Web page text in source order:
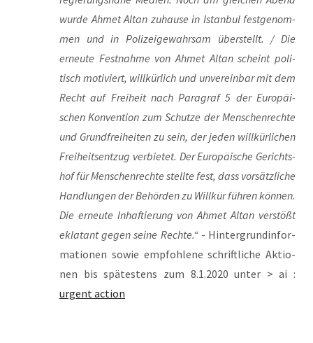
wur­de Ahmet Altan zuhau­se in Istan­bul fest­ge­nom­
men und in Poli­zei­ge­wahr­sam über­stellt. / Die
erneu­te Fest­nah­me von Ahmet Altan scheint poli­
tisch moti­viert, will­kür­lich und unver­ein­bar mit dem
Recht auf Frei­heit nach Para­graf 5 der Euro­päi­
schen Kon­ven­ti­on zum Schut­ze der Men­schen­rech­te
und Grund­frei­hei­ten zu sein, der jeden will­kür­li­chen
Frei­heits­ent­zug ver­bie­tet. Der Euro­päi­sche Gerichts­
hof für Men­schen­rech­te stell­te fest, dass vor­sätz­li­che
Hand­lun­gen der Behör­den zu Will­kür füh­ren kön­nen.
Die erneu­te Inhaf­tie­rung von Ahmet Altan ver­stößt
ekla­tant gegen sei­ne Rech­te.“ - Hin­ter­grund­in­for­
ma­tio­nen sowie emp­foh­le­ne schrift­li­che Aktio­
nen bis spä­tes­tens zum 8.1.2020 unter > ai :
urgent action